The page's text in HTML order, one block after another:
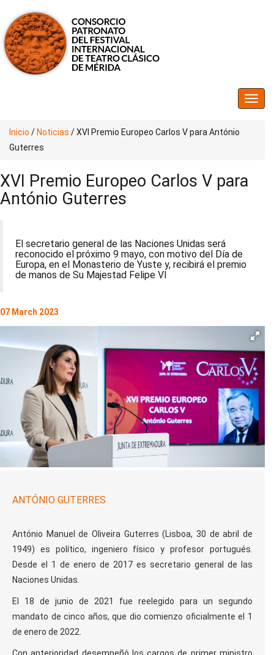
Inicio / Noticias /XVI Premio Europeo Carlos V para António
Guterres
XVI Premio Europeo Carlos V para
António Guterres
El secretario general de las Naciones Unidas será
reconocido el próximo 9 mayo, con motivo del Día de
Europa, en el Monasterio de Yuste y, recibirá el premio
de manos de Su Majestad Felipe VI
07 March 2023
ANTÓNIO GUTERRES
António Manuel de Oliveira Guterres (Lisboa, 30 de abril de
1949) es político, ingeniero físico y profesor portugués.
Desde el 1 de enero de 2017 es secretario general de las
Naciones Unidas.
El 18 de junio de 2021 fue reelegido para un segundo
mandato de cinco años, que dio comienzo oficialmente el 1
de enero de 2022.